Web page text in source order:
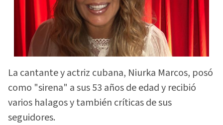
La cantante y actriz cubana, Niurka Marcos, posó
como "sirena" a sus 53 años de edad y recibió
varios halagos y también críticas de sus
seguidores.